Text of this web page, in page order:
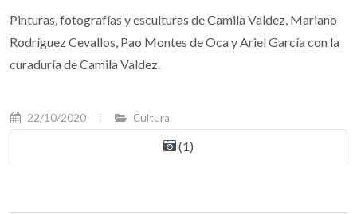
Pinturas, fotografías y esculturas de Camila Valdez, Mariano
Rodríguez Cevallos, Pao Montes de Oca y Ariel García con la
curaduría de Camila Valdez.
22/10/2020 Cultura
(1)